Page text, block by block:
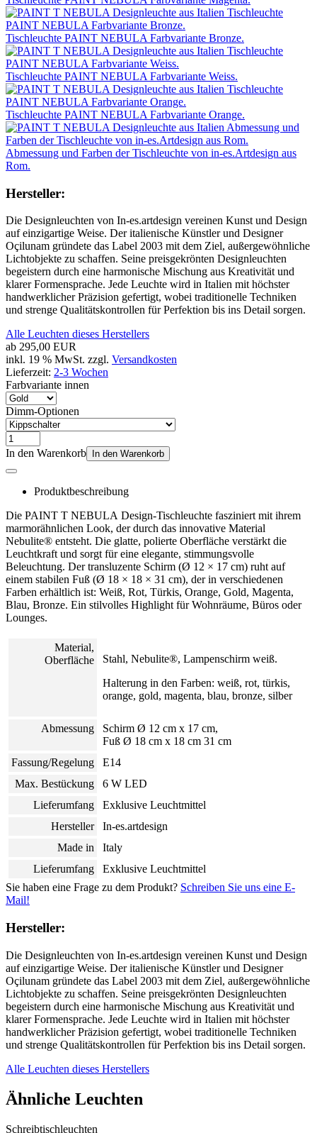
Tischleuchte PAINT NEBULA Farbvariante Bronze.
Tischleuchte PAINT NEBULA Farbvariante Weiss.
Tischleuchte PAINT NEBULA Farbvariante Orange.
Abmessung und Farben der Tischleuchte von in-es.Artdesign aus
Rom.
Hersteller:
Die Designleuchten von In-es.artdesign vereinen Kunst und Design
auf einzigartige Weise. Der italienische Künstler und Designer
Oçilunam gründete das Label 2003 mit dem Ziel, außergewöhnliche
Lichtobjekte zu schaffen. Seine preisgekrönten Designleuchten
begeistern durch eine harmonische Mischung aus Kreativität und
klarer Formensprache. Jede Leuchte wird in Italien mit höchster
handwerklicher Präzision gefertigt, wobei traditionelle Techniken
und strenge Qualitätskontrollen für Perfektion bis ins Detail sorgen.
Alle Leuchten dieses Herstellers
ab 295,00 EUR
inkl. 19 % MwSt. zzgl. Versandkosten
Lieferzeit: 2-3 Wochen
Farbvariante innen
Dimm-Optionen
In den Warenkorb In den Warenkorb
Produktbeschreibung
Die PAINT T NEBULA Design-Tischleuchte fasziniert mit ihrem
marmorähnlichen Look, der durch das innovative Material
Nebulite® entsteht. Die glatte, polierte Oberfläche verstärkt die
Leuchtkraft und sorgt für eine elegante, stimmungsvolle
Beleuchtung. Der transluzente Schirm (Ø 12 × 17 cm) ruht auf
einem stabilen Fuß (Ø 18 × 18 × 31 cm), der in verschiedenen
Farben erhältlich ist: Weiß, Rot, Türkis, Orange, Gold, Magenta,
Blau, Bronze. Ein stilvolles Highlight für Wohnräume, Büros oder
Lounges.
Material,
Oberfläche
Stahl, Nebulite®, Lampenschirm weiß.
Halterung in den Farben: weiß, rot, türkis,
orange, gold, magenta, blau, bronze, silber
Abmessung
Schirm Ø 12 cm x 17 cm,
Fuß Ø 18 cm x 18 cm 31 cm
Fassung/Regelung
E14
Max. Bestückung
6 W LED
Lieferumfang
Exklusive Leuchtmittel
Hersteller
In-es.artdesign
Made in
Italy
Lieferumfang
Exklusive Leuchtmittel
Sie haben eine Frage zu dem Produkt? Schreiben Sie uns eine E-
Mail!
Hersteller:
Die Designleuchten von In-es.artdesign vereinen Kunst und Design
auf einzigartige Weise. Der italienische Künstler und Designer
Oçilunam gründete das Label 2003 mit dem Ziel, außergewöhnliche
Lichtobjekte zu schaffen. Seine preisgekrönten Designleuchten
begeistern durch eine harmonische Mischung aus Kreativität und
klarer Formensprache. Jede Leuchte wird in Italien mit höchster
handwerklicher Präzision gefertigt, wobei traditionelle Techniken
und strenge Qualitätskontrollen für Perfektion bis ins Detail sorgen.
Alle Leuchten dieses Herstellers
Ähnliche Leuchten
Schreibtischleuchten